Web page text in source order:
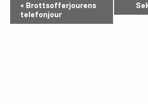
v
« Brottsofferjourens
telefonjour